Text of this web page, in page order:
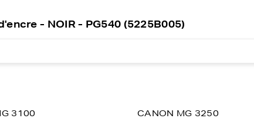
- NOIR - PG540 (5225B005)
3100
CANON MG 3250